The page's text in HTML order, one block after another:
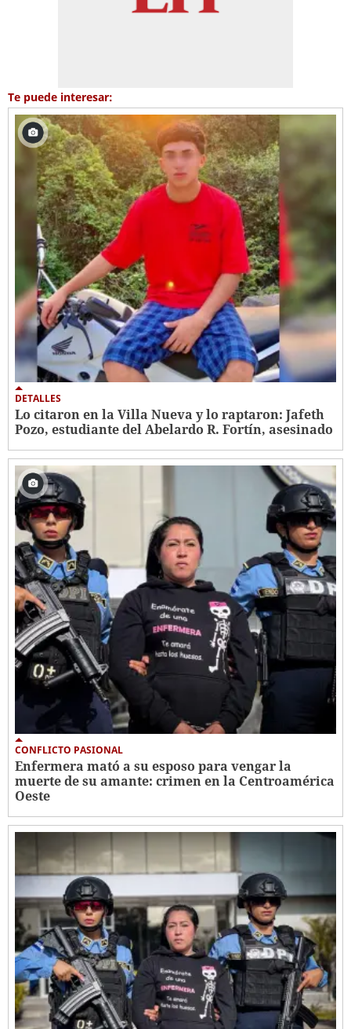
Te puede interesar:
DETALLES
Lo citaron en la Villa Nueva y lo raptaron: Jafeth
Pozo, estudiante del Abelardo R. Fortín, asesinado
CONFLICTO PASIONAL
Enfermera mató a su esposo para vengar la
muerte de su amante: crimen en la Centroamérica
Oeste